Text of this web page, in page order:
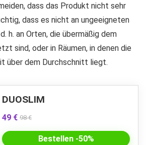
dass das Produkt nicht sehr
dass es nicht an ungeeigneten
h. an Orten, die übermäßig dem
sind, oder in Räumen, in denen die
über dem Durchschnitt liegt.
DUOSLIM
49 € 98 €
Bestellen -50%